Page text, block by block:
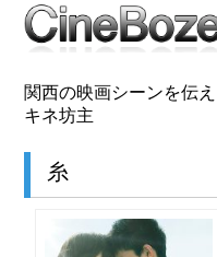
関西の映画シーンを伝
キネ坊主
糸